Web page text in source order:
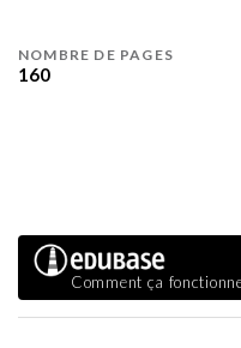
NOMBRE DE PAGES
160
Comment ça